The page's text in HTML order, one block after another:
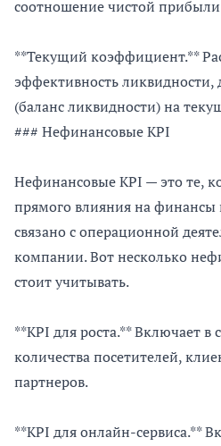
соотношение чистой
**Текущий коэффициент.**
эффективность ликвидности,
(баланс ликвидности) на
### Нефинансовые KPI
Нефинансовые KPI — это те,
прямого влияния на
связано с операционной
компании. Вот несколько
стоит учитывать.
**KPI для роста.** Включает в
количества посетителей,
партнеров.
**KPI для онлайн-сервиса.**